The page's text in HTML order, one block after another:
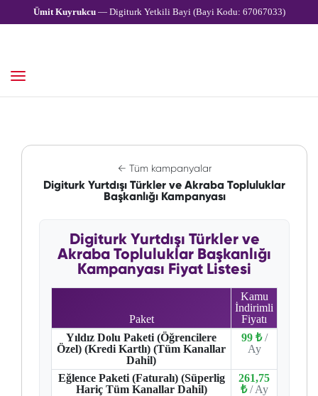
Ümit Kuyrukcu— Digiturk Yetkili Bayi (Bayi Kodu: 67067033)
← Tüm kampanyalar
Digiturk Yurtdışı Türkler ve Akraba Topluluklar
Başkanlığı Kampanyası
Digiturk Yurtdışı Türkler ve
Akraba Topluluklar Başkanlığı
Kampanyası Fiyat Listesi
Paket
Kamu
İndirimli
Fiyatı
Yıldız Dolu Paketi (Öğrencilere
Özel) (Kredi Kartlı) (Tüm Kanallar
Dahil)
99 ₺ /
Ay
Eğlence Paketi (Faturalı) (Süperlig
Hariç Tüm Kanallar Dahil)
261,75
₺ / Ay